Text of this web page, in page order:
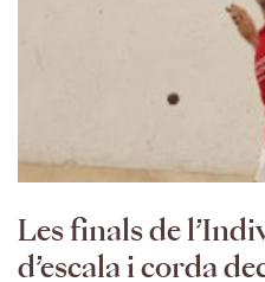
Les finals de
d’escala i corda